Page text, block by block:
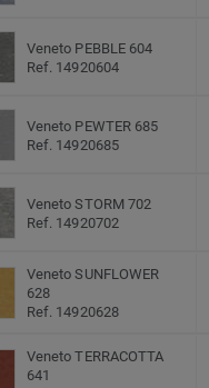
Veneto PEBBLE 604
Ref. 14920604
Veneto PEWTER 685
Ref. 14920685
Veneto STORM 702
Ref. 14920702
Veneto SUNFLOWER
628
Ref. 14920628
Veneto TERRACOTTA
641